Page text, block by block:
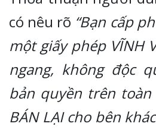
có nêu rõ “Bạn cấp
một giấy phép VĨNH
ngang, không độc
bản quyền trên
BÁN LẠI cho bên